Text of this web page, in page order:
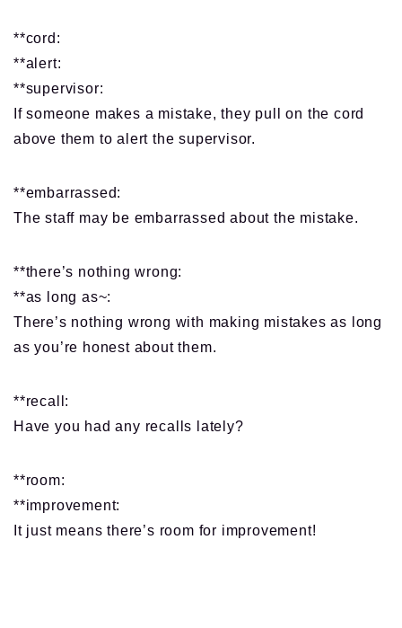
**cord:
**alert:
**supervisor:
If someone makes a mistake, they pull on the cord
above them to alert the supervisor.
**embarrassed:
The staff may be embarrassed about the mistake.
**there’s nothing wrong:
**as long as~:
There’s nothing wrong with making mistakes as long
as you’re honest about them.
**recall:
Have you had any recalls lately?
**room:
**improvement:
It just means there’s room for improvement!